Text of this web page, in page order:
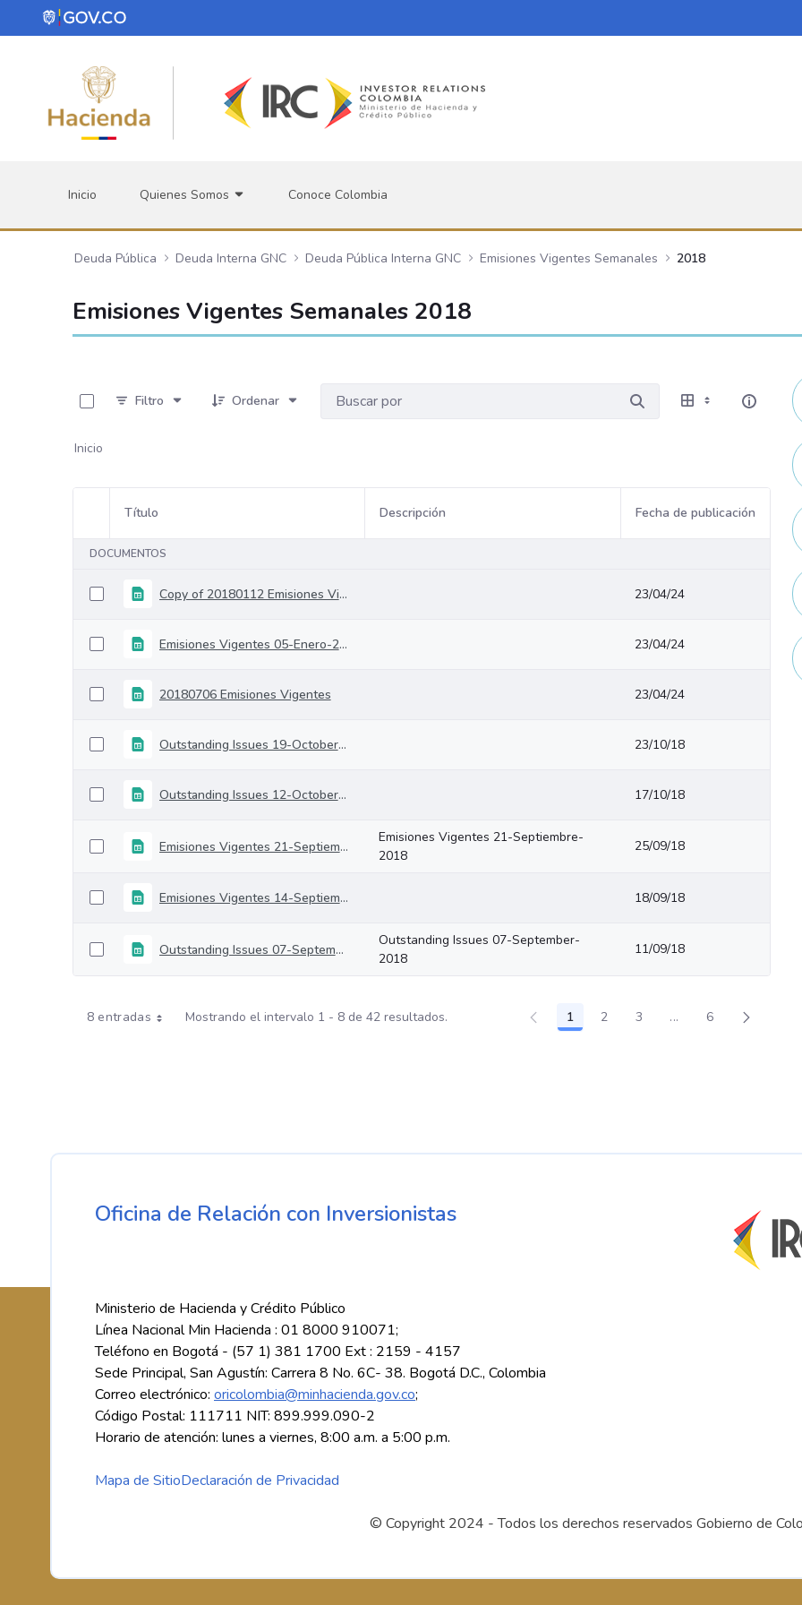
Saltar al contenido principal
Inicio Quienes Somos Conoce Colombia
Deuda Pública Deuda Interna GNC Deuda Pública Interna GNC Emisiones Vigentes Semanales 2018
Emisiones Vigentes Semanales 2018
Filtro
Ordenar
Inicio
Selección del elemento
Título Descripción Fecha de publicación
DOCUMENTOS
Copy of 20180112 Emisiones Vigentes 23/04/24
Emisiones Vigentes 05-Enero-2018 23/04/24
20180706 Emisiones Vigentes 23/04/24
Outstanding Issues 19-October-2018 23/10/18
Outstanding Issues 12-October-2018 17/10/18
Emisiones Vigentes 21-Septiembre-2018
Emisiones Vigentes 21-Septiembre-
2018
25/09/18
Emisiones Vigentes 14-Septiembre-2018 18/09/18
Outstanding Issues 07-September-2018
Outstanding Issues 07-September-
2018
11/09/18
8 entradas Mostrando el intervalo 1 - 8 de 42 resultados. Página
1 Página
2 Página
3 ...Páginas intermedias
Página
6
Oficina de Relación con Inversionistas
Ministerio de Hacienda y Crédito Público
Línea Nacional Min Hacienda : 01 8000 910071;
Teléfono en Bogotá - (57 1) 381 1700 Ext : 2159 - 4157
Sede Principal, San Agustín: Carrera 8 No. 6C- 38. Bogotá D.C., Colombia
Correo electrónico: oricolombia@minhacienda.gov.co;
Código Postal: 111711 NIT: 899.999.090-2
Horario de atención: lunes a viernes, 8:00 a.m. a 5:00 p.m.
Mapa de SitioDeclaración de Privacidad
© Copyright 2024 - Todos los derechos reservados Gobierno de